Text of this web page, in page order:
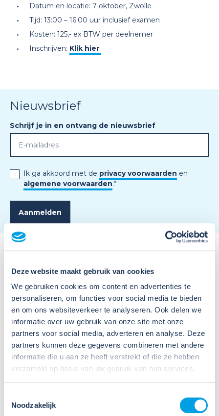
Deze website maakt gebruik van cookies
We gebruiken cookies om content en advertenties te
personaliseren, om functies voor social media te bieden
en om ons websiteverkeer te analyseren. Ook delen we
informatie over uw gebruik van onze site met onze
partners voor social media, adverteren en analyse. Deze
partners kunnen deze gegevens combineren met andere
informatie die u aan ze heeft verstrekt of die ze hebben
verzameld op basis van uw gebruik van hun services.
Noodzakelijk
Datum en locatie: 7 oktober, Zwolle
Tijd: 13:00 – 16.00 uur inclusief examen
Kosten: 125,- ex BTW per deelnemer
Inschrijven: Klik hier
Nieuwsbrief
Schrijf je in en ontvang de nieuwsbrief
Ik ga akkoord met de privacy voorwaarden en
algemene voorwaarden.*
Meer activiteiten
23